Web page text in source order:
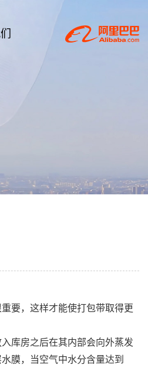
要，这样才能使打包带取得更
库房之后在其内部会向外蒸发
膜，当空气中水分含量达到